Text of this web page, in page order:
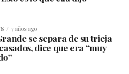
7 años ago
se separa de su trieja
dice que era “muy